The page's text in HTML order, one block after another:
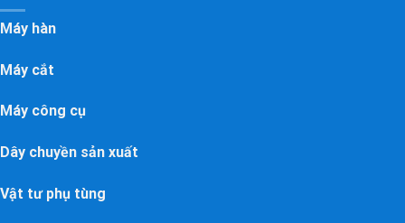
Máy hàn
Máy cắt
Máy công cụ
Dây chuyền sản xuất
Vật tư phụ tùng